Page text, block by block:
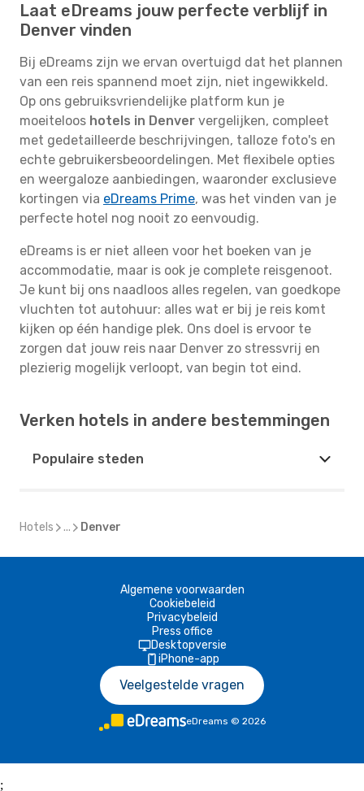
Laat eDreams jouw perfecte verblijf in
Denver vinden
Bij eDreams zijn we ervan overtuigd dat het plannen
van een reis spannend moet zijn, niet ingewikkeld.
Op ons gebruiksvriendelijke platform kun je
moeiteloos hotels in Denver vergelijken, compleet
met gedetailleerde beschrijvingen, talloze foto's en
echte gebruikersbeoordelingen. Met flexibele opties
en weergaloze aanbiedingen, waaronder exclusieve
kortingen via eDreams Prime, was het vinden van je
perfecte hotel nog nooit zo eenvoudig.
eDreams is er niet alleen voor het boeken van je
accommodatie, maar is ook je complete reisgenoot.
Je kunt bij ons naadloos alles regelen, van goedkope
vluchten tot autohuur: alles wat er bij je reis komt
kijken op één handige plek. Ons doel is ervoor te
zorgen dat jouw reis naar Denver zo stressvrij en
plezierig mogelijk verloopt, van begin tot eind.
Verken hotels in andere bestemmingen
Populaire steden
Hotels ... Denver
Algemene voorwaarden
Cookiebeleid
Privacybeleid
Press office
Desktopversie
iPhone-app
Veelgestelde vragen
eDreams © 2026
;